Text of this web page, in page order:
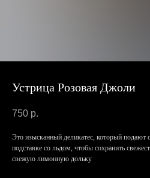
Устрица Розовая Джоли
750 р.
Это изысканный деликатес, который подают
подставке со льдом, чтобы сохранить
свежую лимонную дольку